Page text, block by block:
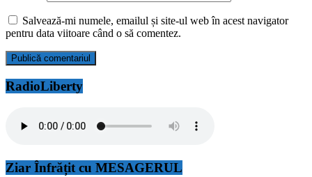
Salvează-mi numele, emailul și site-ul web în acest navigator
pentru data viitoare când o să comentez.
RadioLiberty
Ziar Înfrățit cu MESAGERUL